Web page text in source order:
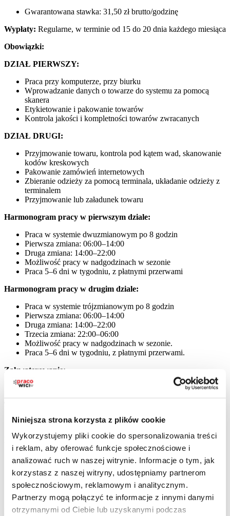
Niniejsza strona korzysta z plików cookie
Wykorzystujemy pliki cookie do spersonalizowania treści
i reklam, aby oferować funkcje społecznościowe i
analizować ruch w naszej witrynie. Informacje o tym, jak
korzystasz z naszej witryny, udostępniamy partnerom
społecznościowym, reklamowym i analitycznym.
Partnerzy mogą połączyć te informacje z innymi danymi
otrzymanymi od Ciebie lub uzyskanymi podczas
Gwarantowana stawka: 31,50 zł brutto/godzinę
Wypłaty: Regularne, w terminie od 15 do 20 dnia każdego miesiąca
Obowiązki:
DZIAŁ PIERWSZY:
Praca przy komputerze, przy biurku
Wprowadzanie danych o towarze do systemu za pomocą
skanera
Etykietowanie i pakowanie towarów
Kontrola jakości i kompletności towarów zwracanych
DZIAŁ DRUGI:
Przyjmowanie towaru, kontrola pod kątem wad, skanowanie
kodów kreskowych
Pakowanie zamówień internetowych
Zbieranie odzieży za pomocą terminala, układanie odzieży z
terminalem
Przyjmowanie lub załadunek towaru
Harmonogram pracy w pierwszym dziale:
Praca w systemie dwuzmianowym po 8 godzin
Pierwsza zmiana: 06:00–14:00
Druga zmiana: 14:00–22:00
Możliwość pracy w nadgodzinach w sezonie
Praca 5–6 dni w tygodniu, z płatnymi przerwami
Harmonogram pracy w drugim dziale:
Praca w systemie trójzmianowym po 8 godzin
Pierwsza zmiana: 06:00–14:00
Druga zmiana: 14:00–22:00
Trzecia zmiana: 22:00–06:00
Możliwość pracy w nadgodzinach w sezonie.
Praca 5–6 dni w tygodniu, z płatnymi przerwami.
Zakwaterowanie:
Bezpłatne, w miejscowościach Konin Żagański i Żary
Bezpłatny autobus firmowy
Dodatkowe informacje:
Wymagana własna odzież robocza
Temperatura w obiekcie: +20°C do +22°C
Obiady dostępne w cenie 1,60 zł
Na terenie zakładu dostępna jest stołówka oraz automaty z
darmowymi napojami
Rozpoczęcie pracy: